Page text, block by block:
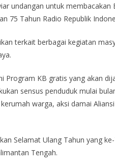
undangan untuk
75 Tahun Radio Republik
terkait berbagai kegiatan
Program KB gratis yang akan
sensus penduduk mulai
warga, aksi damai
Selamat Ulang Tahun yang
Tengah.